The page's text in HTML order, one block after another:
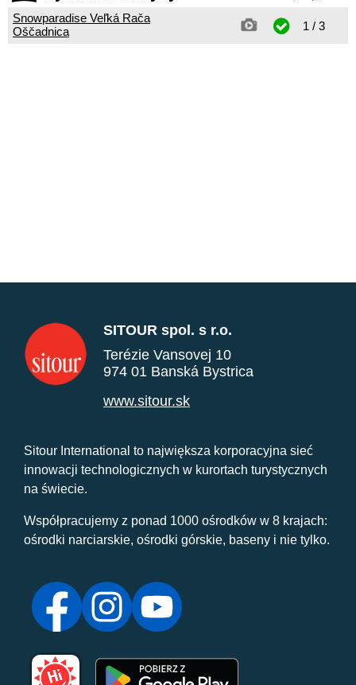
Snowparadise Veľká Rača
Oščadnica
1 / 3
SITOUR spol. s r.o.
Terézie Vansovej 10
974 01 Banská Bystrica
www.sitour.sk
Sitour International to największa korporacyjna sieć
innowacji technologicznych w kurortach turystycznych
na świecie.
Współpracujemy z ponad 1000 ośrodków w 8 krajach:
ośrodki narciarskie, ośrodki górskie, baseny i nie tylko.